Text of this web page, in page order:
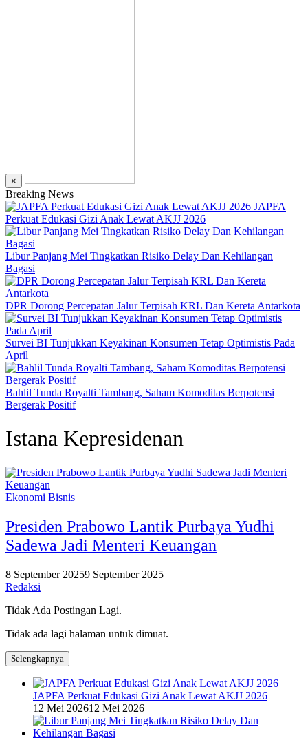
×
Breaking News
JAPFA
Perkuat Edukasi Gizi Anak Lewat AKJJ 2026
Libur Panjang Mei Tingkatkan Risiko Delay Dan Kehilangan
Bagasi
DPR Dorong Percepatan Jalur Terpisah KRL Dan Kereta Antarkota
Survei BI Tunjukkan Keyakinan Konsumen Tetap Optimistis Pada
April
Bahlil Tunda Royalti Tambang, Saham Komoditas Berpotensi
Bergerak Positif
Istana Kepresidenan
Ekonomi Bisnis
Presiden Prabowo Lantik Purbaya Yudhi
Sadewa Jadi Menteri Keuangan
8 September 20259 September 2025
Redaksi
Tidak Ada Postingan Lagi.
Tidak ada lagi halaman untuk dimuat.
Selengkapnya
JAPFA Perkuat Edukasi Gizi Anak Lewat AKJJ 2026
12 Mei 202612 Mei 2026